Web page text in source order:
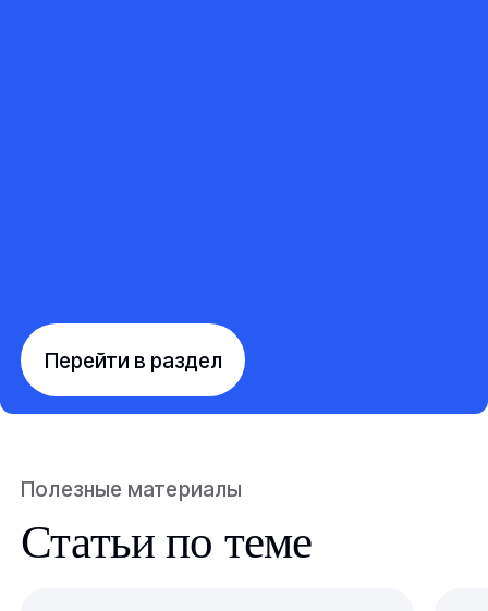
Перейти в раздел
Полезные материалы
Статьи по теме